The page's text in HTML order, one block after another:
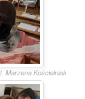
Marzena Kościelniak